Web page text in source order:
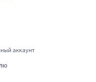
аккаунт